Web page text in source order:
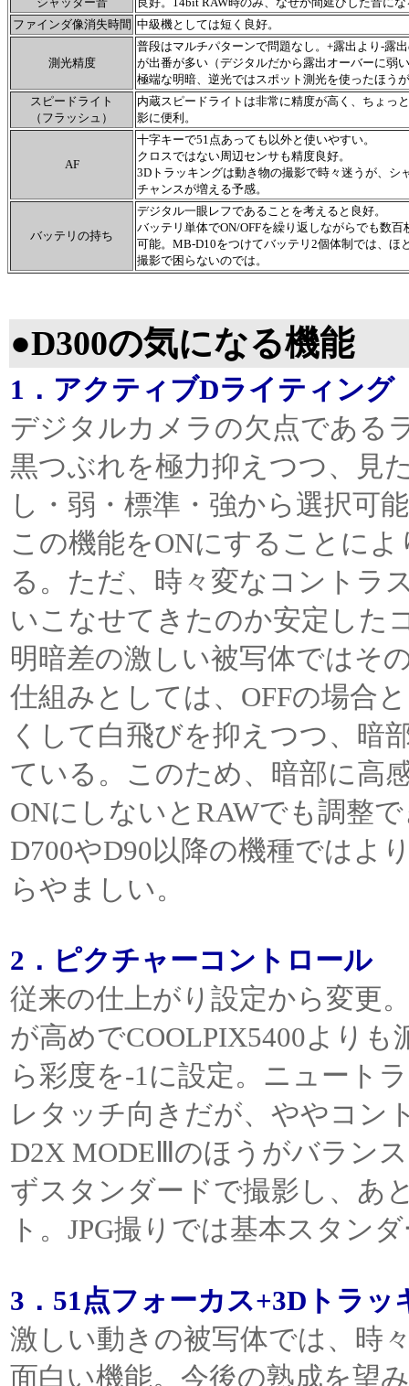
ファインダ像消失時間 中級機としては短く良好。
測光精度
普段はマルチパターンで問題なし。+露出より-露
が出番が多い（デジタルだから露出オーバーに弱
極端な明暗、逆光ではスポット測光を使ったほう
スピードライト
（フラッシュ）
内蔵スピードライトは非常に精度が高く、ちょっ
影に便利。
AF
十字キーで51点あっても以外と使いやすい。
クロスではない周辺センサも精度良好。
3Dトラッキングは動き物の撮影で時々迷うが、シ
チャンスが増える予感。
バッテリの持ち
デジタル一眼レフであることを考えると良好。
バッテリ単体でON/OFFを繰り返しながらでも数百
可能。MB-D10をつけてバッテリ2個体制では、ほ
撮影で困らないのでは。
●D300の気になる機能
1．アクティブDライティング
デジタルカメラの欠点である
黒つぶれを極力抑えつつ、見
し・弱・標準・強から選択可
この機能をONにすることに
る。ただ、時々変なコントラ
いこなせてきたのか安定した
明暗差の激しい被写体ではそ
仕組みとしては、OFFの場合
くして白飛びを抑えつつ、暗
ている。このため、暗部に高
ONにしないとRAWでも調整
D700やD90以降の機種ではよ
らやましい。
2．ピクチャーコントロール
従来の仕上がり設定から変更
が高めでCOOLPIX5400より
ら彩度を-1に設定。ニュート
レタッチ向きだが、ややコン
D2X MODEⅢのほうがバラン
ずスタンダードで撮影し、あ
ト。JPG撮りでは基本スタン
3．51点フォーカス+3Dトラッ
激しい動きの被写体では、時
面白い機能。今後の熟成を望